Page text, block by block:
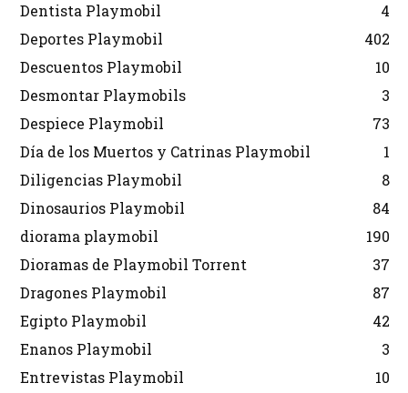
Dentista Playmobil
4
Deportes Playmobil
402
Descuentos Playmobil
10
Desmontar Playmobils
3
Despiece Playmobil
73
Día de los Muertos y Catrinas Playmobil
1
Diligencias Playmobil
8
Dinosaurios Playmobil
84
diorama playmobil
190
Dioramas de Playmobil Torrent
37
Dragones Playmobil
87
Egipto Playmobil
42
Enanos Playmobil
3
Entrevistas Playmobil
10